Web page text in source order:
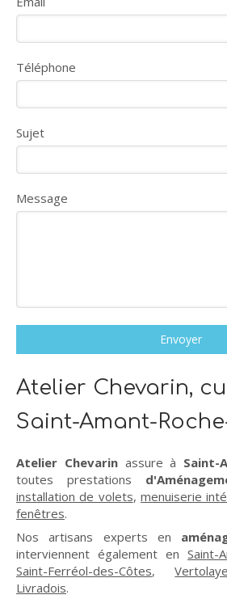
Téléphone
Sujet
Message
Envoyer
Atelier Chevarin,
Saint-Amant-
Atelier Chevarinassure à Saint-
toutes prestations
installation de volets,menuiserie
fenêtres.
Nos artisans experts en
interviennent également en Saint-
Saint-Ferréol-des-Côtes,Vertolaye
Livradois.